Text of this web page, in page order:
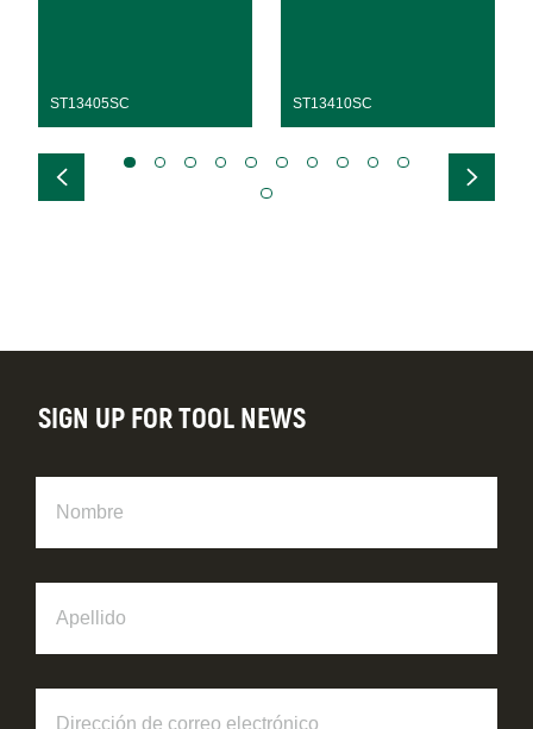
ST13405SC ST13410SC
SIGN UP FOR TOOL NEWS